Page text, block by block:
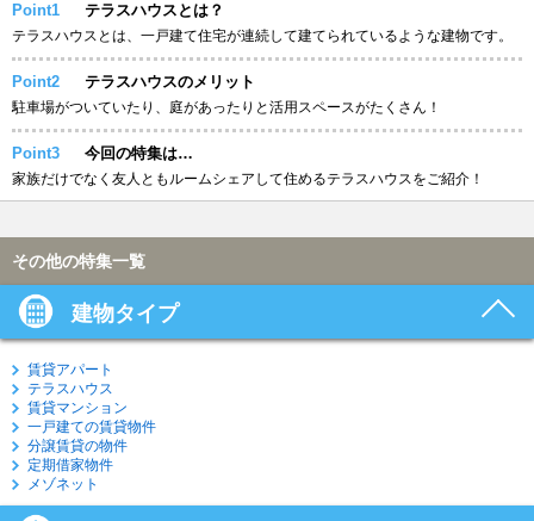
Point1 テラスハウスとは？
テラスハウスとは、一戸建て住宅が連続して建てられているような建物です。
Point2 テラスハウスのメリット
駐車場がついていたり、庭があったりと活用スペースがたくさん！
Point3 今回の特集は…
家族だけでなく友人ともルームシェアして住めるテラスハウスをご紹介！
その他の特集一覧
建物タイプ
賃貸アパート
テラスハウス
賃貸マンション
一戸建ての賃貸物件
分譲賃貸の物件
定期借家物件
メゾネット